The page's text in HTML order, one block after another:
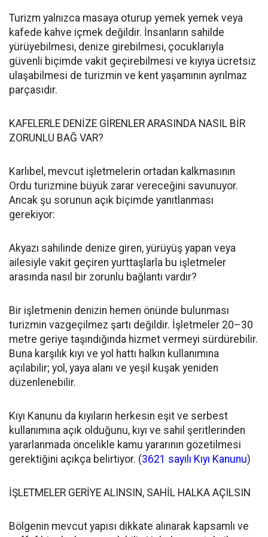
Turizm yalnızca masaya oturup yemek yemek veya
kafede kahve içmek değildir. İnsanların sahilde
yürüyebilmesi, denize girebilmesi, çocuklarıyla
güvenli biçimde vakit geçirebilmesi ve kıyıya ücretsiz
ulaşabilmesi de turizmin ve kent yaşamının ayrılmaz
parçasıdır.
KAFELERLE DENİZE GİRENLER ARASINDA NASIL BİR
ZORUNLU BAĞ VAR?
Karlıbel, mevcut işletmelerin ortadan kalkmasının
Ordu turizmine büyük zarar vereceğini savunuyor.
Ancak şu sorunun açık biçimde yanıtlanması
gerekiyor:
Akyazı sahilinde denize giren, yürüyüş yapan veya
ailesiyle vakit geçiren yurttaşlarla bu işletmeler
arasında nasıl bir zorunlu bağlantı vardır?
Bir işletmenin denizin hemen önünde bulunması
turizmin vazgeçilmez şartı değildir. İşletmeler 20–30
metre geriye taşındığında hizmet vermeyi sürdürebilir.
Buna karşılık kıyı ve yol hattı halkın kullanımına
açılabilir; yol, yaya alanı ve yeşil kuşak yeniden
düzenlenebilir.
Kıyı Kanunu da kıyıların herkesin eşit ve serbest
kullanımına açık olduğunu, kıyı ve sahil şeritlerinden
yararlanmada öncelikle kamu yararının gözetilmesi
gerektiğini açıkça belirtiyor. (3621 sayılı Kıyı Kanunu⁠)
İŞLETMELER GERİYE ALINSIN, SAHİL HALKA AÇILSIN
Bölgenin mevcut yapısı dikkate alınarak kapsamlı ve